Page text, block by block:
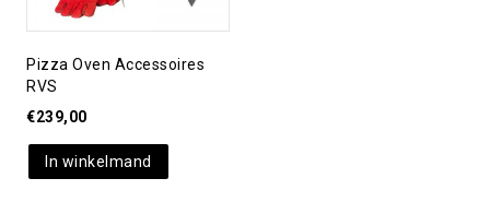
Pizza Oven Accessoires
RVS
€239,00
In winkelmand